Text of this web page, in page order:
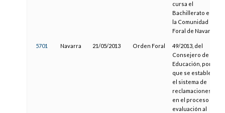
cursa el
Bachillerato en
la Comunidad
Foral de Navarra
5701 Navarra 21/05/2013 Orden Foral
49/2013, del
Consejero de
Educación, por la
que se establece
el sistema de
reclamaciones
en el proceso de
evaluación al